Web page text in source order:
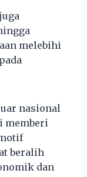
melebihi
nasional
memberi
beralih
dan